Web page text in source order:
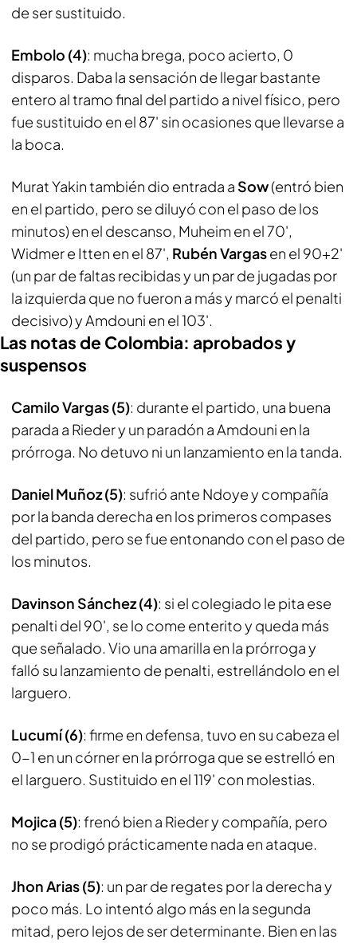
de ser sustituido.
Embolo (4): mucha brega, poco acierto, 0
disparos. Daba la sensación de llegar bastante
entero al tramo final del partido a nivel físico, pero
fue sustituido en el 87' sin ocasiones que llevarse a
la boca.
Murat Yakin también dio entrada a Sow(entró bien
en el partido, pero se diluyó con el paso de los
minutos) en el descanso, Muheim en el 70',
Widmer e Itten en el 87', Rubén Vargasen el 90+2'
(un par de faltas recibidas y un par de jugadas por
la izquierda que no fueron a más y marcó el penalti
decisivo) y Amdouni en el 103'.
Las notas de Colombia: aprobados y
suspensos
Camilo Vargas (5): durante el partido, una buena
parada a Rieder y un paradón a Amdouni en la
prórroga. No detuvo ni un lanzamiento en la tanda.
Daniel Muñoz (5): sufrió ante Ndoye y compañía
por la banda derecha en los primeros compases
del partido, pero se fue entonando con el paso de
los minutos.
Davinson Sánchez (4): si el colegiado le pita ese
penalti del 90', se lo come enterito y queda más
que señalado. Vio una amarilla en la prórroga y
falló su lanzamiento de penalti, estrellándolo en el
larguero.
Lucumí (6): firme en defensa, tuvo en su cabeza el
0-1 en un córner en la prórroga que se estrelló en
el larguero. Sustituido en el 119' con molestias.
Mojica (5): frenó bien a Rieder y compañía, pero
no se prodigó prácticamente nada en ataque.
Jhon Arias (5): un par de regates por la derecha y
poco más. Lo intentó algo más en la segunda
mitad, pero lejos de ser determinante. Bien en las